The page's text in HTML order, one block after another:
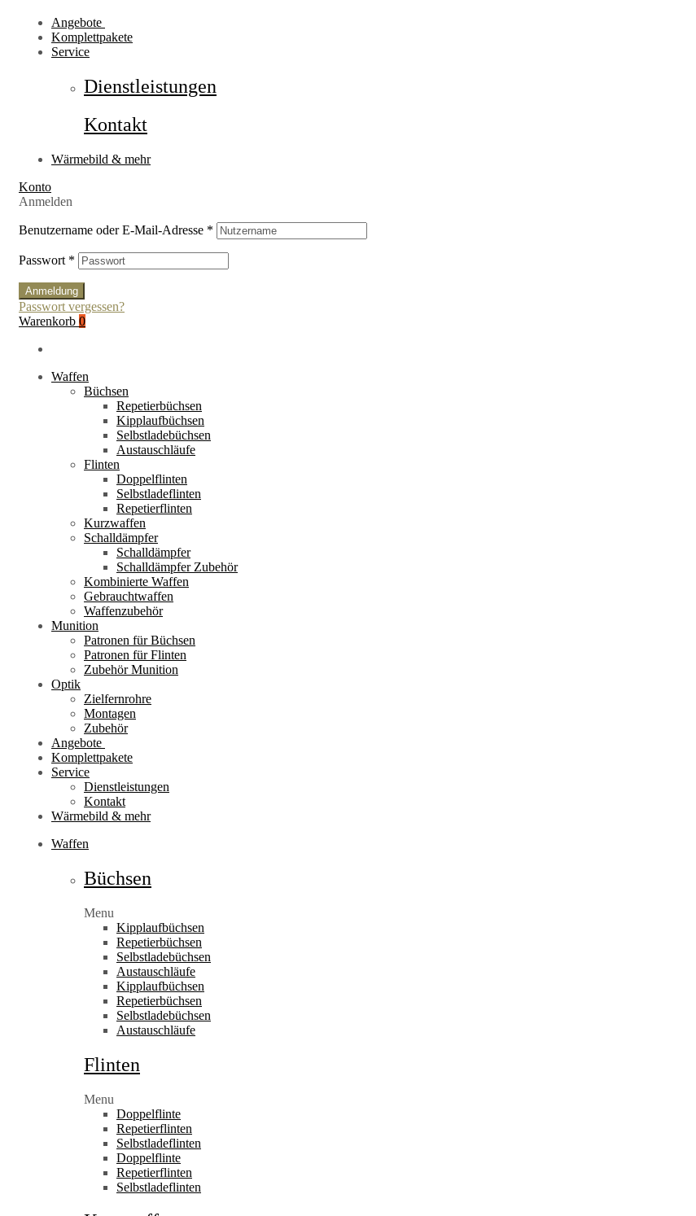
Angebote
Komplettpakete
Service
Dienstleistungen
Kontakt
Wärmebild & mehr
Konto
Anmelden
Benutzername oder E-Mail-Adresse *
Passwort *
Anmeldung
Passwort vergessen?
Warenkorb 0
Waffen
Büchsen
Repetierbüchsen
Kipplaufbüchsen
Selbstladebüchsen
Austauschläufe
Flinten
Doppelflinten
Selbstladeflinten
Repetierflinten
Kurzwaffen
Schalldämpfer
Schalldämpfer
Schalldämpfer Zubehör
Kombinierte Waffen
Gebrauchtwaffen
Waffenzubehör
Munition
Patronen für Büchsen
Patronen für Flinten
Zubehör Munition
Optik
Zielfernrohre
Montagen
Zubehör
Angebote
Komplettpakete
Service
Dienstleistungen
Kontakt
Wärmebild & mehr
Waffen
Büchsen
Menu
Kipplaufbüchsen
Repetierbüchsen
Selbstladebüchsen
Austauschläufe
Kipplaufbüchsen
Repetierbüchsen
Selbstladebüchsen
Austauschläufe
Flinten
Menu
Doppelflinte
Repetierflinten
Selbstladeflinten
Doppelflinte
Repetierflinten
Selbstladeflinten